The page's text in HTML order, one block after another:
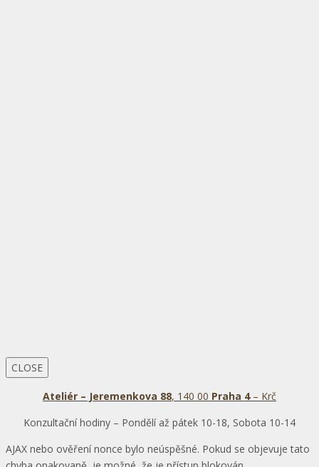
CLOSE
Ateliér – Jeremenkova 88, 140 00 Praha 4– Krč
Konzultační hodiny – Pondělí až pátek 10-18, Sobota 10-14
AJAX nebo ověření nonce bylo neúspěšné. Pokud se objevuje tato